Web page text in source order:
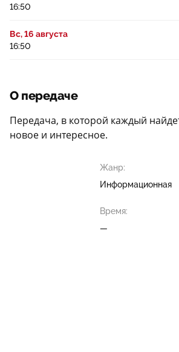
16:50
Вс, 16 августа
16:50
О передаче
Передача, в которой каждый
новое и интересное.
Жанр:
Информационная
Время:
—